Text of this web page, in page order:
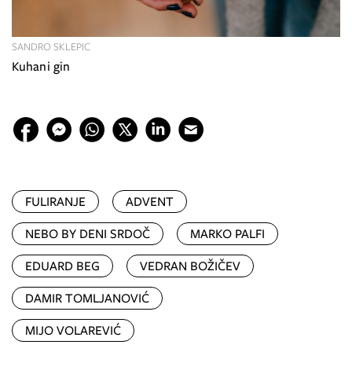
Kuhani gin
SANDRO SKLEPIC
FULIRANJE
ADVENT
NEBO BY DENI SRDOČ
MARKO PALFI
EDUARD BEG
VEDRAN BOŽIČEV
DAMIR TOMLJANOVIĆ
MIJO VOLAREVIĆ